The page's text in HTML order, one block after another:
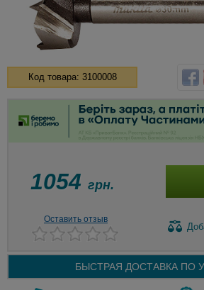
Код товара: 3100008
1054 грн.
Оставить отзыв
БЫСТРАЯ ДОСТАВКА ПО